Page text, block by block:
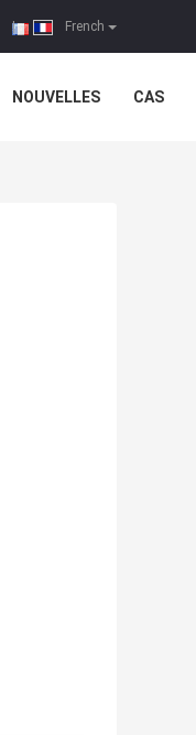
French
|
NOUVELLES CAS